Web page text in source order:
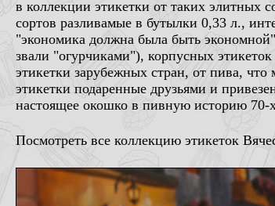
в коллекции этикетки от таких элитных
сортов разливамые в бутылки 0,33 л.,
"экономика должна была быть
звали "огурчиками"), корпусных
этикетки зарубежных стран, от пива,
этикетки подаренные друзьями и
настоящее окошко в пивную историю 70-
Посмотреть все коллекцию этикеток